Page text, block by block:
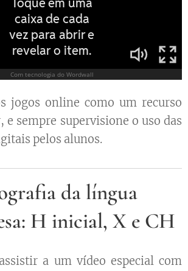
jogos online como um recurso
e sempre supervisione o uso das
pelos alunos.
da língua
H inicial, X e CH
a um vídeo especial com